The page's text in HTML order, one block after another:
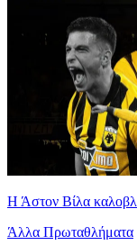
Η Άστον Βίλα
Άλλα Πρωταθλήματα